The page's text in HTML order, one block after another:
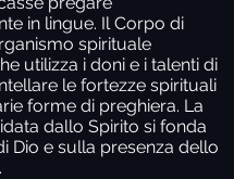
in lingue. Il Corpo di
spirituale
utilizza i doni e i talenti di
le fortezze spirituali
forme di preghiera. La
dallo Spirito si fonda
Dio e sulla presenza dello